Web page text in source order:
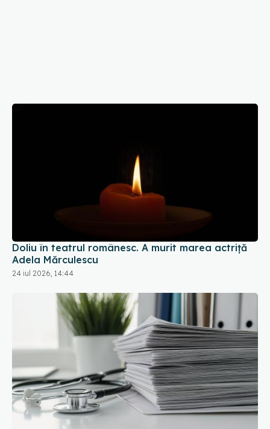
Doliu în teatrul românesc. A murit marea actriță
Adela Mărculescu
24 iul 2026, 14:44